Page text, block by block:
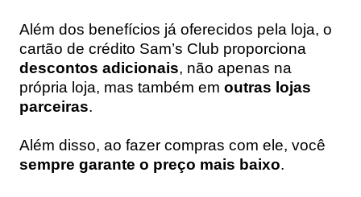
Além dos benefícios já oferecidos pela loja, o
cartão de crédito Sam’s Club proporciona
descontos adicionais, não apenas na
própria loja, mas também em outras lojas
parceiras.
Além disso, ao fazer compras com ele, você
sempre garante o preço mais baixo.